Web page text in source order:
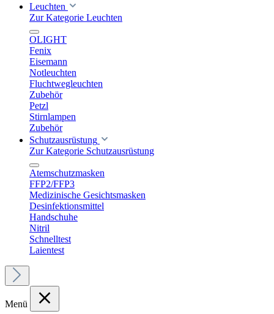
Leuchten
Zur Kategorie Leuchten
OLIGHT
Fenix
Eisemann
Notleuchten
Fluchtwegleuchten
Zubehör
Petzl
Stirnlampen
Zubehör
Schutzausrüstung
Zur Kategorie Schutzausrüstung
Atemschutzmasken
FFP2/FFP3
Medizinische Gesichtsmasken
Desinfektionsmittel
Handschuhe
Nitril
Schnelltest
Laientest
Menü